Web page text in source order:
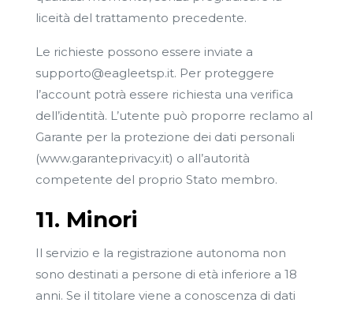
liceità del trattamento precedente.
Le richieste possono essere inviate a
supporto@eagleetsp.it. Per proteggere
l’account potrà essere richiesta una verifica
dell’identità. L’utente può proporre reclamo al
Garante per la protezione dei dati personali
(www.garanteprivacy.it) o all’autorità
competente del proprio Stato membro.
11. Minori
Il servizio e la registrazione autonoma non
sono destinati a persone di età inferiore a 18
anni. Se il titolare viene a conoscenza di dati